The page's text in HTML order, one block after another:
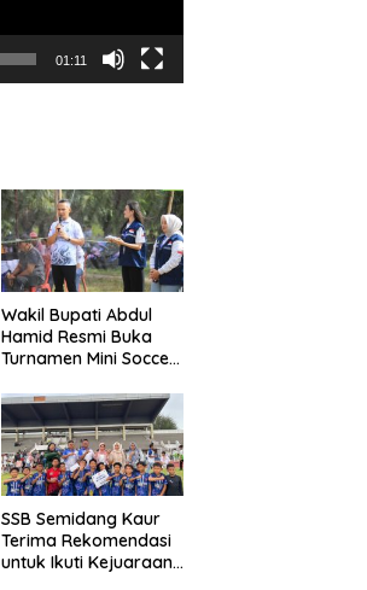
01:11
Wakil Bupati Abdul
Hamid Resmi Buka
Turnamen Mini Soccer
SSB Semidang Kaur
Terima Rekomendasi
untuk Ikuti Kejuaraan